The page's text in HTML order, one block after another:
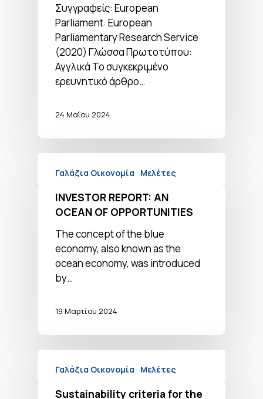
Συγγραφείς: European
Parliament: European
Parliamentary Research Service
(2020) Γλώσσα Πρωτοτύπου:
Αγγλικά Το συγκεκριμένο
ερευνητικό άρθρο…
24 Μαΐου 2024
Γαλάζια Οικονομία Μελέτες
INVESTOR REPORT: AN
OCEAN OF OPPORTUNITIES
The concept of the blue
economy, also known as the
ocean economy, was introduced
by…
19 Μαρτίου 2024
Γαλάζια Οικονομία Μελέτες
Sustainability criteria for the